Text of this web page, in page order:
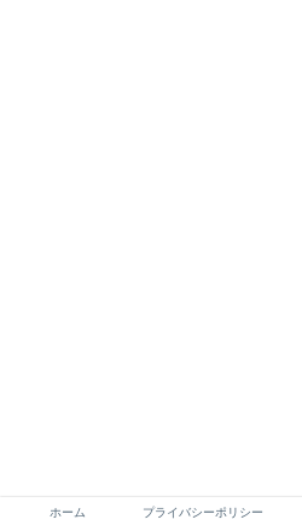
ホーム プライバシーポリシー